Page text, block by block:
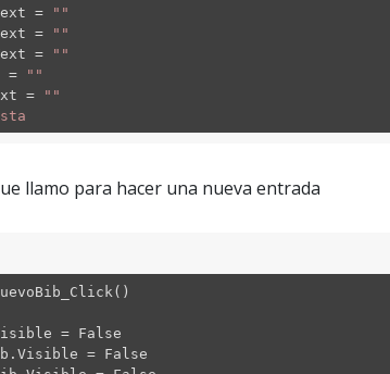
=
""
=
""
=
""
=
""
=
""
llamo para hacer una nueva entrada
= False
= False